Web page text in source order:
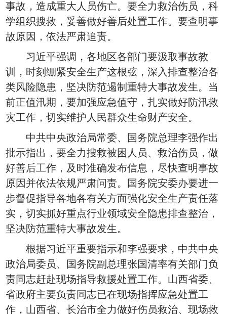
事故，造成重大人员伤亡。要全力救治伤员，科
学组织搜救，妥善做好善后处置工作。要查明事
故原因，依法严肃追责。
习近平强调，各地区各部门要汲取事故教
训，时刻绷紧安全生产这根弦，深入排查整治各
类风险隐患，坚决防范遏制重特大事故发生。当
前正值汛期，要加强应急值守，扎实做好防汛救
灾工作，切实维护人民群众生命财产安全。
中共中央政治局常委、国务院总理李强作出
批示指出，要全力搜救被困人员、救治伤员，做
好善后工作，及时准确发布信息，尽快查明事故
原因并依法依规严肃问责。国务院安委办要进一
步督促指导各地各有关方面强化安全生产责任落
实，切实抓好重点行业领域安全隐患排查整治，
坚决防范重特大事故发生。
根据习近平重要指示和李强要求，中共中央
政治局委员、国务院副总理张国清率有关部门负
责同志赶赴现场指导救援处置工作。山西省委、
省政府主要负责同志已在现场指挥应急处置工
作，山西省、长治市全力做好伤员救治、现场救